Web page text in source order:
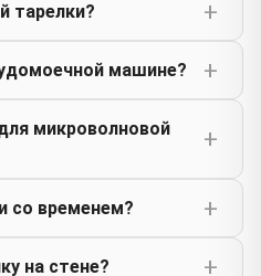
тарелки?
машине?
микроволновой
со временем?
на стене?